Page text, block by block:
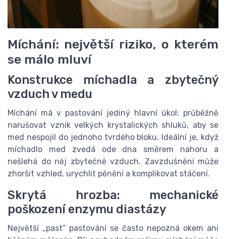
Míchání: největší riziko, o kterém
se málo mluví
Konstrukce míchadla a zbytečný
vzduch v medu
Míchání má v pastování jediný hlavní úkol: průběžně
narušovat vznik velkých krystalických shluků, aby se
med nespojil do jednoho tvrdého bloku. Ideální je, když
míchadlo med zvedá ode dna směrem nahoru a
nešlehá do něj zbytečně vzduch. Zavzdušnění může
zhoršit vzhled, urychlit pěnění a komplikovat stáčení.
Skrytá hrozba: mechanické
poškození enzymu diastázy
Největší „past“ pastování se často nepozná okem ani